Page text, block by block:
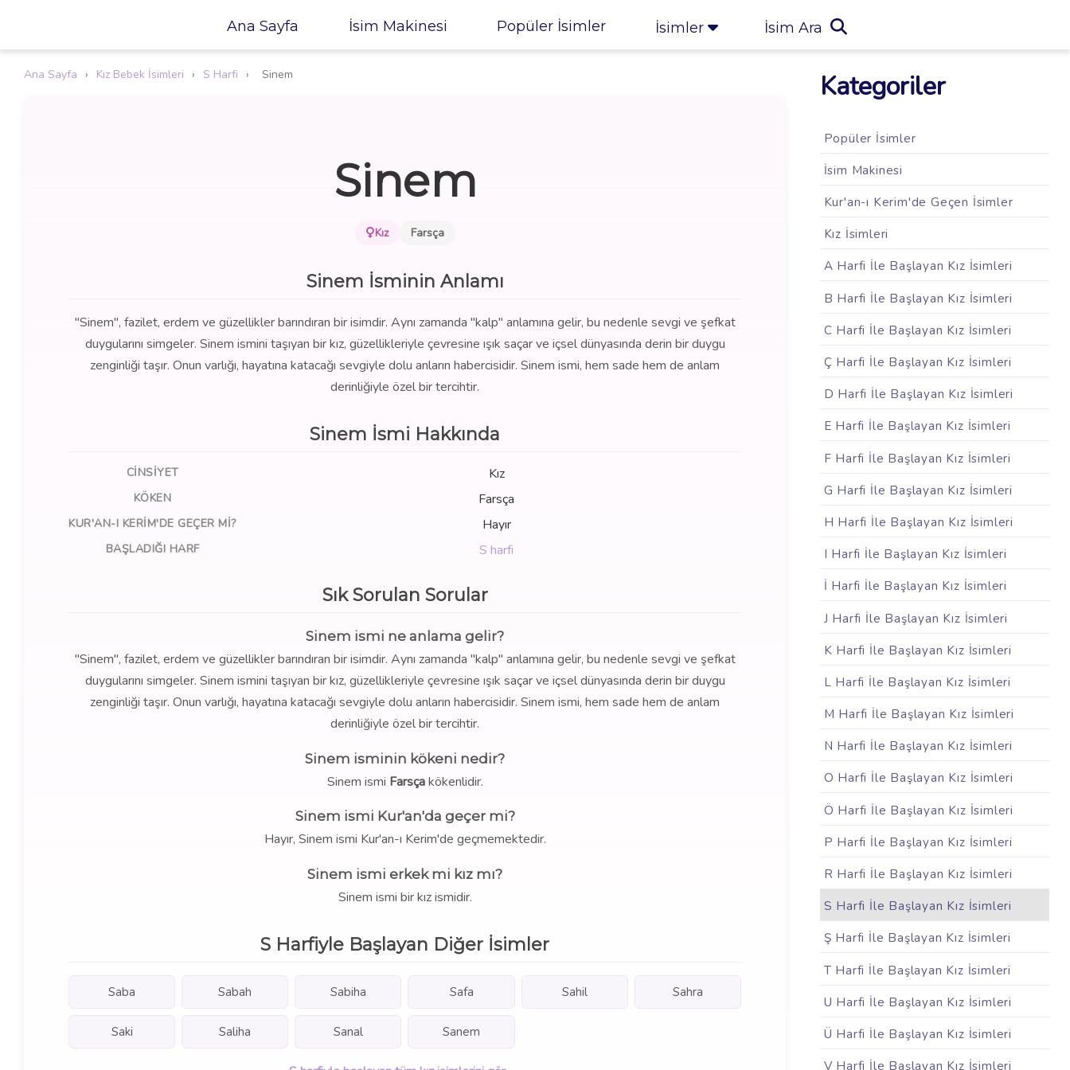
Ana Sayfa İsim Makinesi Popüler İsimler İsimler İsim Ara
Ana Sayfa › Kız Bebek İsimleri › S Harfi › Sinem
Sinem
Kız Farsça
Sinem İsminin Anlamı
"Sinem", fazilet, erdem ve güzellikler barındıran bir isimdir. Aynı zamanda "kalp" anlamına gelir, bu nedenle sevgi ve şefkat
duygularını simgeler. Sinem ismini taşıyan bir kız, güzellikleriyle çevresine ışık saçar ve içsel dünyasında derin bir duygu
zenginliği taşır. Onun varlığı, hayatına katacağı sevgiyle dolu anların habercisidir. Sinem ismi, hem sade hem de anlam
derinliğiyle özel bir tercihtir.
Sinem İsmi Hakkında
CINSIYET Kız
KÖKEN Farsça
KUR'AN-I KERIM'DE GEÇER MI? Hayır
BAŞLADIĞI HARF S harfi
Sık Sorulan Sorular
Sinem ismi ne anlama gelir?
"Sinem", fazilet, erdem ve güzellikler barındıran bir isimdir. Aynı zamanda "kalp" anlamına gelir, bu nedenle sevgi ve şefkat
duygularını simgeler. Sinem ismini taşıyan bir kız, güzellikleriyle çevresine ışık saçar ve içsel dünyasında derin bir duygu
zenginliği taşır. Onun varlığı, hayatına katacağı sevgiyle dolu anların habercisidir. Sinem ismi, hem sade hem de anlam
derinliğiyle özel bir tercihtir.
Sinem isminin kökeni nedir?
Sinem ismi Farsçakökenlidir.
Sinem ismi Kur'an'da geçer mi?
Hayır, Sinem ismi Kur'an-ı Kerim'de geçmemektedir.
Sinem ismi erkek mi kız mı?
Sinem ismi bir kız ismidir.
S Harfiyle Başlayan Diğer İsimler
Saba Sabah Sabiha Safa Sahil Sahra
Saki Saliha Sanal Sanem
Kategoriler
Popüler İsimler
İsim Makinesi
Kur'an-ı Kerim'de Geçen İsimler
Kız İsimleri
A Harfi İle Başlayan Kız İsimleri
B Harfi İle Başlayan Kız İsimleri
C Harfi İle Başlayan Kız İsimleri
Ç Harfi İle Başlayan Kız İsimleri
D Harfi İle Başlayan Kız İsimleri
E Harfi İle Başlayan Kız İsimleri
F Harfi İle Başlayan Kız İsimleri
G Harfi İle Başlayan Kız İsimleri
H Harfi İle Başlayan Kız İsimleri
I Harfi İle Başlayan Kız İsimleri
İ Harfi İle Başlayan Kız İsimleri
J Harfi İle Başlayan Kız İsimleri
K Harfi İle Başlayan Kız İsimleri
L Harfi İle Başlayan Kız İsimleri
M Harfi İle Başlayan Kız İsimleri
N Harfi İle Başlayan Kız İsimleri
O Harfi İle Başlayan Kız İsimleri
Ö Harfi İle Başlayan Kız İsimleri
P Harfi İle Başlayan Kız İsimleri
R Harfi İle Başlayan Kız İsimleri
S Harfi İle Başlayan Kız İsimleri
Ş Harfi İle Başlayan Kız İsimleri
T Harfi İle Başlayan Kız İsimleri
U Harfi İle Başlayan Kız İsimleri
Ü Harfi İle Başlayan Kız İsimleri
V Harfi İle Başlayan Kız İsimleri